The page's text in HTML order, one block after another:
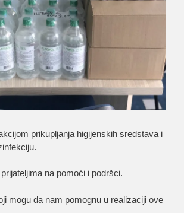
prikupljanja higijenskih sredstava i
na pomoći i podršci.
mogu da nam pomognu u realizaciji ove